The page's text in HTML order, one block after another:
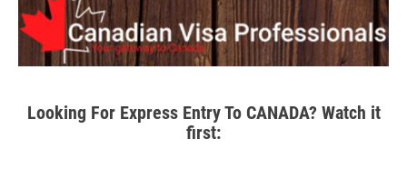
Looking For Express Entry To CANADA? Watch it
first: